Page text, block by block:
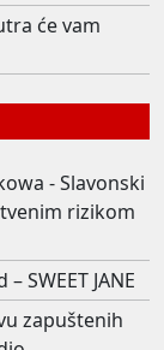
će vam
- Slavonski
rizikom
SWEET JANE
zapuštenih